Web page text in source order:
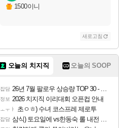
1500이니
새로고침
오늘의 치지직 오늘의 SOOP
잡담 26년 7월 팔로우 상승량 TOP 30 - 월간 치지직
정보 2026 치지직 이리대회 오픈컵 안내
ㅗㅜㅑ 초ㅇㅎ) 수녀 코스프레 제로투
잡담 삼식) 토요일에 vs한동숙 롤 내전 예정